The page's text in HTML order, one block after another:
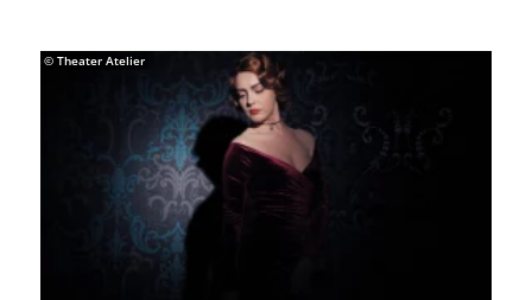
© Theater Atelier